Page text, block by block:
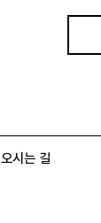
오시는 길